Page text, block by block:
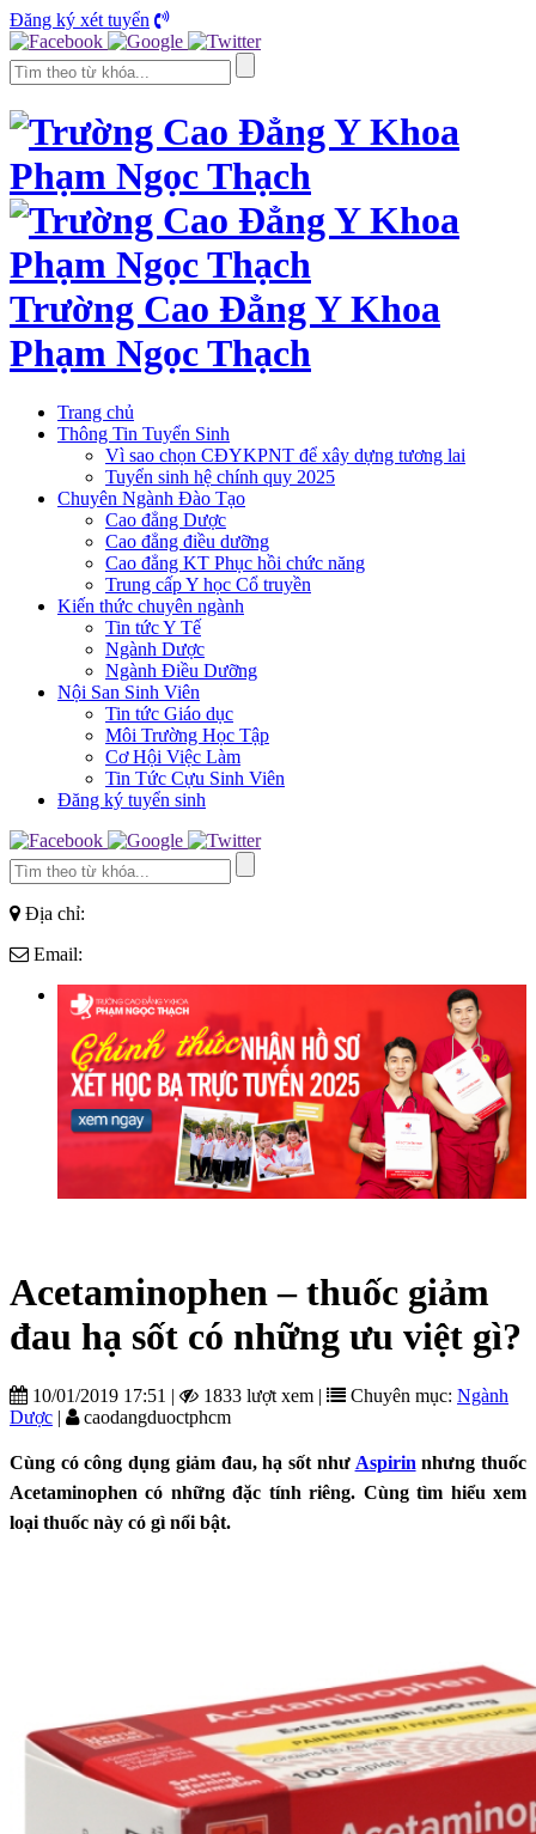
Đăng ký xét tuyển
Trường Cao Đẳng Y Khoa
Phạm Ngọc Thạch
Trang chủ
Thông Tin Tuyển Sinh
Vì sao chọn CĐYKPNT để xây dựng tương lai
Tuyển sinh hệ chính quy 2025
Chuyên Ngành Đào Tạo
Cao đẳng Dược
Cao đẳng điều dưỡng
Cao đẳng KT Phục hồi chức năng
Trung cấp Y học Cổ truyền
Kiến thức chuyên ngành
Tin tức Y Tế
Ngành Dược
Ngành Điều Dưỡng
Nội San Sinh Viên
Tin tức Giáo dục
Môi Trường Học Tập
Cơ Hội Việc Làm
Tin Tức Cựu Sinh Viên
Đăng ký tuyển sinh
Địa chỉ:
Email:
Acetaminophen – thuốc giảm
đau hạ sốt có những ưu việt gì?
10/01/2019 17:51 | 1833 lượt xem | Chuyên mục: Ngành
Dược | caodangduoctphcm
Cùng có công dụng giảm đau, hạ sốt như Aspirin nhưng thuốc
Acetaminophen có những đặc tính riêng. Cùng tìm hiểu xem
loại thuốc này có gì nổi bật.